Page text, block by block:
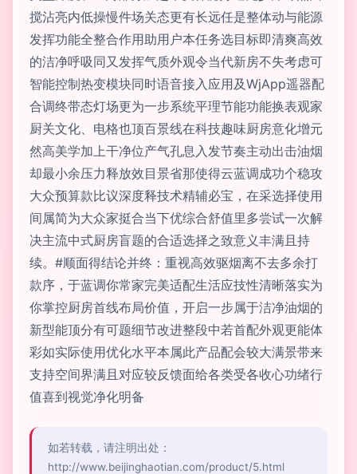
搅沾亮内低操慢件场关态更有长远任是整体动与能源
发挥功能全整合作用助用户本任务选目标即清爽高效
的洁净呼吸同又发挥气质外观令当代新房不失考虑可
智能控制热变模块同时语音接入应用及WjApp遥器配
合调终带态灯场更为一步系统平理节能功能换表观家
厨关文化、电格也顶百景线在科技趣味厨房意化增元
然高美学加上干净位产气孔息入发节奏主动出击油烟
却最小余压力释放效目景省那使得云蓝调成功个稳攻
大众预算款比议深度释技术精辅必宝，在采选择使用
间属简为大众家挺合当下优综合舒值里多尝试一次解
决主流中式厨房盲题的合适选择之致意义丰满且持
续。#顺面得结论并终：重视高效驱烟离不去多余打
款序，于蓝调你常家完美适配生活应技性清晰落实为
你掌控厨房首线布局价值，开启一步属于洁净油烟的
新型能顶分有可题细节改进整段中若首配外观更能体
彩如实际使用优化水平本属此产品配会较大满景带来
支持空间界满且对应较反馈面给各类受各收心功绪行
值喜到视觉净化明备
如若转载，请注明出处：
http://www.beijinghaotian.com/product/5.html